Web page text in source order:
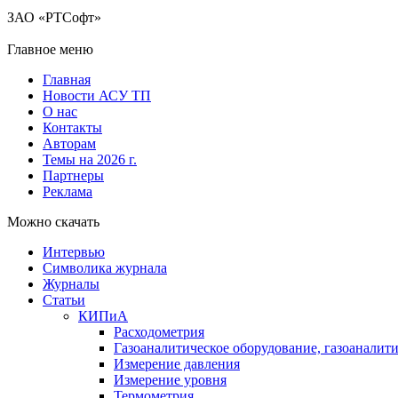
ЗАО «РТСофт»
Главное меню
Главная
Новости АСУ ТП
О нас
Контакты
Авторам
Темы на 2026 г.
Партнеры
Реклама
Можно скачать
Интервью
Символика журнала
Журналы
Статьи
КИПиА
Расходометрия
Газоаналитическое оборудование,
Измерение давления
Измерение уровня